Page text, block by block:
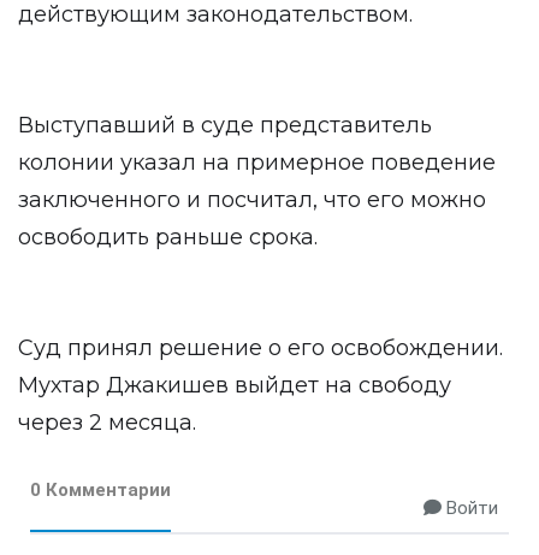
действующим законодательством.
Выступавший в суде представитель
колонии указал на примерное поведение
заключенного и посчитал, что его можно
освободить раньше срока.
Суд принял решение о его освобождении.
Мухтар Джакишев выйдет на свободу
через 2 месяца.
0 Комментарии
Войти